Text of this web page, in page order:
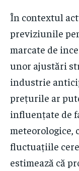
În contextul
previziunile
marcate de
unor ajustări
industrie
prețurile ar
influențate de
meteorologice,
fluctuațiile
estimează că